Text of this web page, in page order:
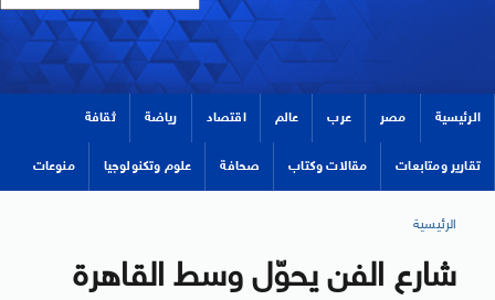
الرئيسية مصر عرب عالم اقتصاد رياضة ثقافة
تقارير ومتابعات مقالات وكتاب صحافة علوم وتكنولوجيا منوعات
الرئيسية
شارع الفن يحوّل وسط القاهرة